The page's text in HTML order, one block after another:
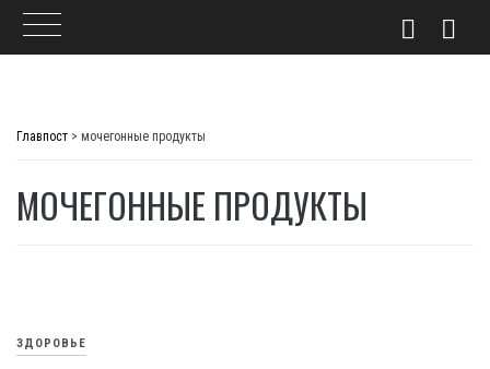
Главпост > мочегонные продукты
МОЧЕГОННЫЕ ПРОДУКТЫ
ЗДОРОВЬЕ